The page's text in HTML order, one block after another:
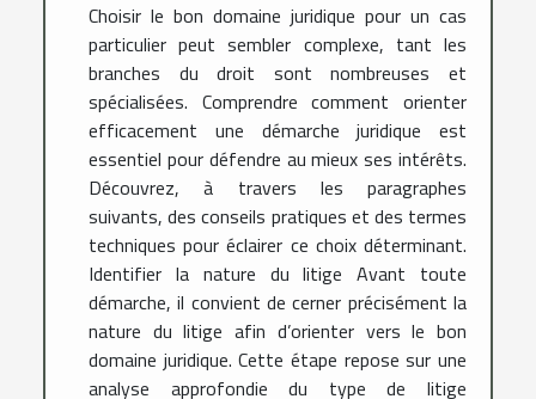
Choisir le bon domaine juridique pour un cas
particulier peut sembler complexe, tant les
branches du droit sont nombreuses et
spécialisées. Comprendre comment orienter
efficacement une démarche juridique est
essentiel pour défendre au mieux ses intérêts.
Découvrez, à travers les paragraphes
suivants, des conseils pratiques et des termes
techniques pour éclairer ce choix déterminant.
Identifier la nature du litige Avant toute
démarche, il convient de cerner précisément la
nature du litige afin d’orienter vers le bon
domaine juridique. Cette étape repose sur une
analyse approfondie du type de litige